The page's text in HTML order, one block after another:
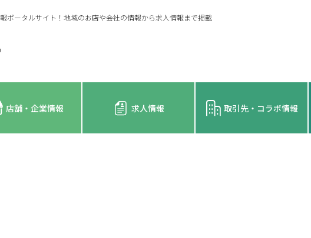
ポータルサイト！地域のお店や会社の情報から求人情報まで掲載
店舗・企業情報 求人情報 取引先・コラボ情報